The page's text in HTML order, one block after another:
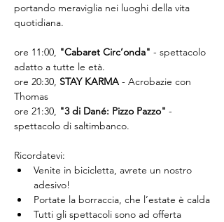
portando meraviglia nei luoghi della vita
quotidiana.
ore 11:00, "Cabaret Circ’onda" - spettacolo
adatto a tutte le età.
ore 20:30, STAY KARMA - Acrobazie con
Thomas
ore 21:30, "3 di Dané: Pizzo Pazzo" -
spettacolo di saltimbanco.
Ricordatevi:
Venite in bicicletta, avrete un nostro
adesivo!
Portate la borraccia, che l’estate è calda
Tutti gli spettacoli sono ad offerta